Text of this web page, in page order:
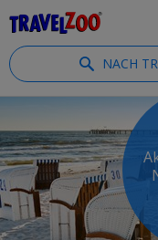
NACH